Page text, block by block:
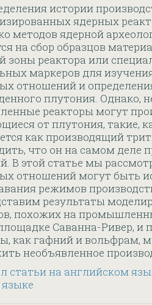
истории
ядерных
методов ядерной
на сбор образцов
зоны реактора или
маркеров для
отношений и
плутония. Однако,
реакторы могут
от плутония, такие,
как производящий
что он на самом деле
В этой статье мы
отношений могут быть
режимов
результаты
похожих на
Саванна-Ривер, и
как гафний и вольфрам,
необъявленное
статьи на английском